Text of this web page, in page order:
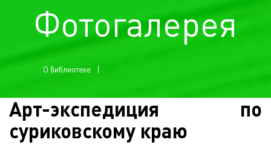
Фотогалерея
О библиотеке
Арт-экспедиция по
суриковскому краю